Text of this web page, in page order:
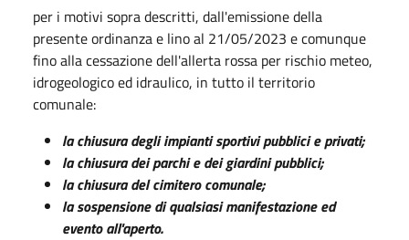
per i motivi sopra descritti, dall'emissione della
presente ordinanza e lino al 21/05/2023 e comunque
fino alla cessazione dell'allerta rossa per rischio meteo,
idrogeologico ed idraulico, in tutto il territorio
comunale:
la chiusura degli impianti sportivi pubblici e privati;
la chiusura dei parchi e dei giardini pubblici;
la chiusura del cimitero comunale;
la sospensione di qualsiasi manifestazione ed
evento all'aperto.